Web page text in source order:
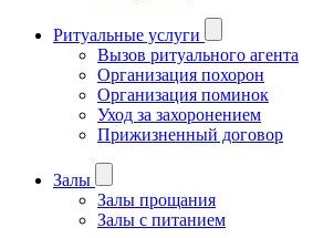
Ритуальные услуги
Вызов ритуального агента
Организация похорон
Организация поминок
Уход за захоронением
Прижизненный договор
Залы
Залы прощания
Залы с питанием